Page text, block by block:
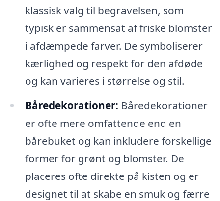
klassisk valg til begravelsen, som
typisk er sammensat af friske blomster
i afdæmpede farver. De symboliserer
kærlighed og respekt for den afdøde
og kan varieres i størrelse og stil.
Båredekorationer: Båredekorationer
er ofte mere omfattende end en
bårebuket og kan inkludere forskellige
former for grønt og blomster. De
placeres ofte direkte på kisten og er
designet til at skabe en smuk og færre